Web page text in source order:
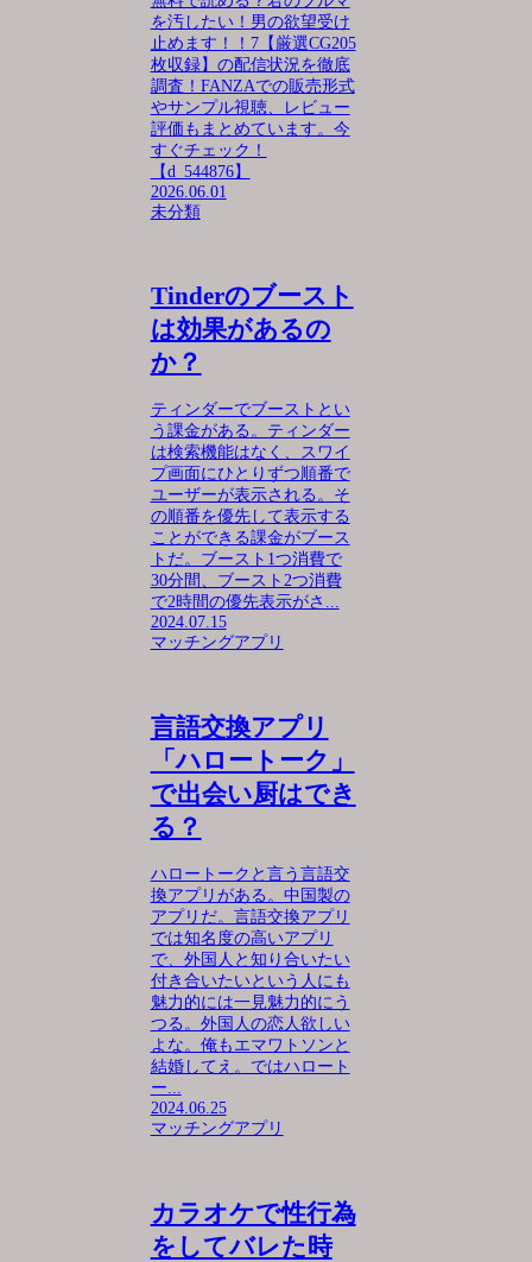
を汚したい！男の欲望受け
止めます！！7【厳選CG205
枚収録】の配信状況を徹底
調査！FANZAでの販売形式
やサンプル視聴、レビュー
評価もまとめています。今
すぐチェック！
【d_544876】
2026.06.01
未分類
Tinderのブースト
は効果があるの
か？
ティンダーでブーストとい
う課金がある。ティンダー
は検索機能はなく、スワイ
プ画面にひとりずつ順番で
ユーザーが表示される。そ
の順番を優先して表示する
ことができる課金がブース
トだ。ブースト1つ消費で
30分間、ブースト2つ消費
で2時間の優先表示がさ...
2024.07.15
マッチングアプリ
言語交換アプリ
「ハロートーク」
で出会い厨はでき
る？
ハロートークと言う言語交
換アプリがある。中国製の
アプリだ。言語交換アプリ
では知名度の高いアプリ
で、外国人と知り合いたい
付き合いたいという人にも
魅力的には一見魅力的にう
つる。外国人の恋人欲しい
よな。俺もエマワトソンと
結婚してえ。ではハロート
ー...
2024.06.25
マッチングアプリ
カラオケで性行為
をしてバレた時